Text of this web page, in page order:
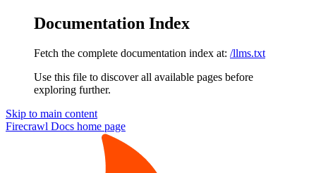
Documentation Index
Fetch the complete documentation index at: /llms.txt
Use this file to discover all available pages before
exploring further.
Skip to main content
Firecrawl Docs home page